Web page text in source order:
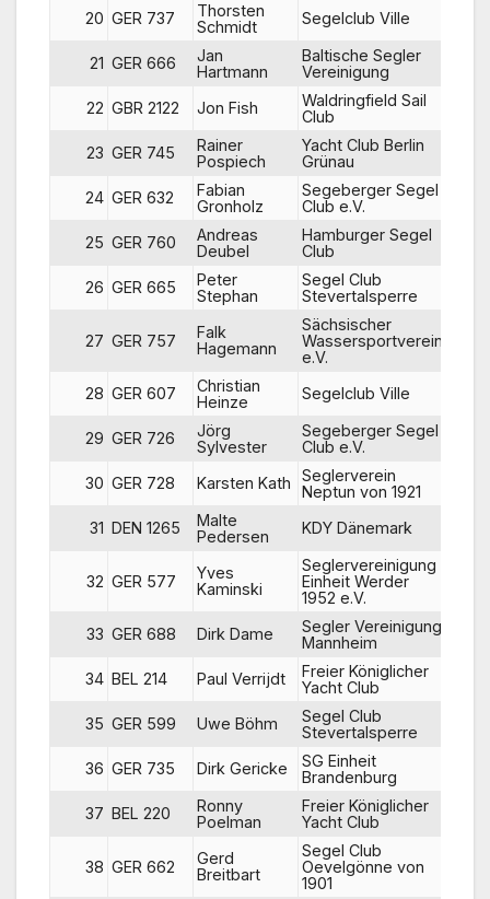
20 GER 737
Thorsten
Schmidt
Segelclub Ville
21 GER 666
Jan
Hartmann
Baltische Segler
Vereinigung
22 GBR 2122 Jon Fish
Waldringfield Sail
Club
23 GER 745
Rainer
Pospiech
Yacht Club Berlin
Grünau
24 GER 632
Fabian
Gronholz
Segeberger Segel
Club e.V.
25 GER 760
Andreas
Deubel
Hamburger Segel
Club
26 GER 665
Peter
Stephan
Segel Club
Stevertalsperre
27 GER 757
Falk
Hagemann
Sächsischer
Wassersportverein
e.V.
28 GER 607
Christian
Heinze
Segelclub Ville
29 GER 726
Jörg
Sylvester
Segeberger Segel
Club e.V.
30 GER 728 Karsten Kath
Seglerverein
Neptun von 1921
31 DEN 1265
Malte
Pedersen
KDY Dänemark
32 GER 577
Yves
Kaminski
Seglervereinigung
Einheit Werder
1952 e.V.
33 GER 688 Dirk Dame
Segler Vereinigung
Mannheim
34 BEL 214 Paul Verrijdt
Freier Königlicher
Yacht Club
35 GER 599 Uwe Böhm
Segel Club
Stevertalsperre
36 GER 735 Dirk Gericke
SG Einheit
Brandenburg
37 BEL 220
Ronny
Poelman
Freier Königlicher
Yacht Club
38 GER 662
Gerd
Breitbart
Segel Club
Oevelgönne von
1901